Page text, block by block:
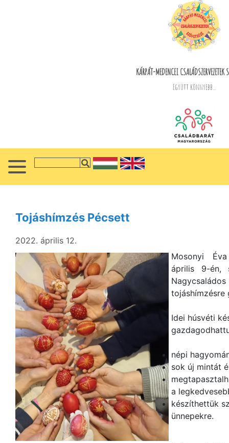
KÁRPÁT-MEDENCEI CSALÁDSZERVEZETEK
Együtt könnyebb...
Tojáshímzés Pécsett
2022. április 12.
Mosonyi
április 9-én,
tojáshímzésre
Idei húsvéti
népi
sok új mintát
a
készíthettük
ünnepekre.